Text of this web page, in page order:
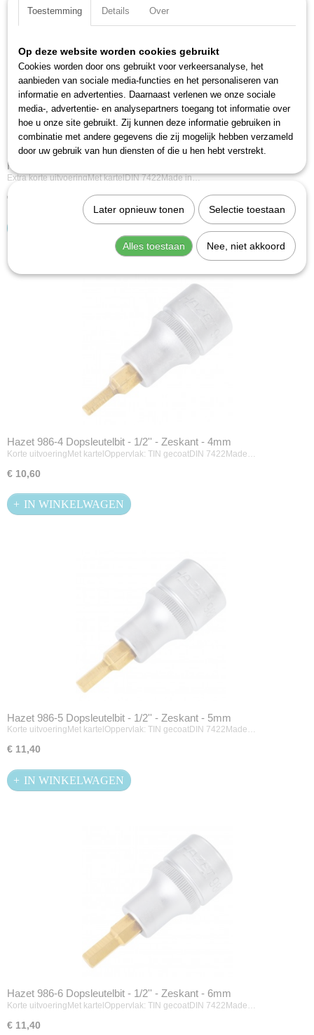
Hazet 985-19 Dopsleutelbit - 1/2'' - Zeskant - 19mm
Extra korte uitvoeringMet kartelDIN 7422Made in…
€ 13,99
IN WINKELWAGEN
Hazet 986-4 Dopsleutelbit - 1/2'' - Zeskant - 4mm
Korte uitvoeringMet kartelOppervlak: TIN gecoatDIN 7422Made…
€ 10,60
IN WINKELWAGEN
Hazet 986-5 Dopsleutelbit - 1/2'' - Zeskant - 5mm
Korte uitvoeringMet kartelOppervlak: TIN gecoatDIN 7422Made…
€ 11,40
IN WINKELWAGEN
Hazet 986-6 Dopsleutelbit - 1/2'' - Zeskant - 6mm
Korte uitvoeringMet kartelOppervlak: TIN gecoatDIN 7422Made…
€ 11,40
Toestemming Details Over
Op deze website worden cookies gebruikt
Cookies worden door ons gebruikt voor verkeersanalyse, het
aanbieden van sociale media-functies en het personaliseren van
informatie en advertenties. Daarnaast verlenen we onze sociale
media-, advertentie- en analysepartners toegang tot informatie over
hoe u onze site gebruikt. Zij kunnen deze informatie gebruiken in
combinatie met andere gegevens die zij mogelijk hebben verzameld
door uw gebruik van hun diensten of die u hen hebt verstrekt.
Later opnieuw tonen Selectie toestaan
Alles toestaan Nee, niet akkoord